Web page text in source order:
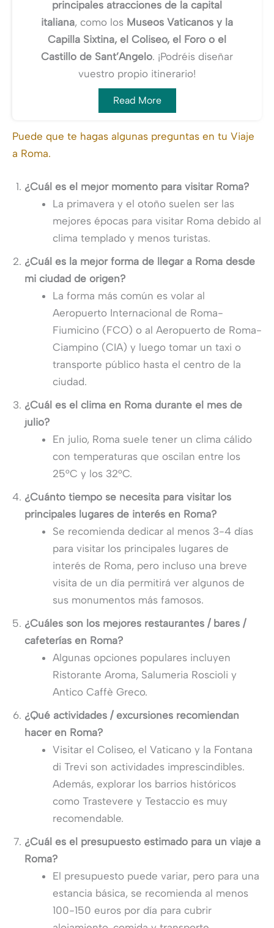
principales atracciones de la capital
italiana, como los Museos Vaticanos y la
Capilla Sixtina, el Coliseo, el Foro o el
Castillo de Sant’Angelo. ¡Podréis diseñar
vuestro propio itinerario!
Read More
Puede que te hagas algunas preguntas en tu Viaje
a Roma.
¿Cuál es el mejor momento para visitar Roma?
La primavera y el otoño suelen ser las
mejores épocas para visitar Roma debido al
clima templado y menos turistas.
¿Cuál es la mejor forma de llegar a Roma desde
mi ciudad de origen?
La forma más común es volar al
Aeropuerto Internacional de Roma-
Fiumicino (FCO) o al Aeropuerto de Roma-
Ciampino (CIA) y luego tomar un taxi o
transporte público hasta el centro de la
ciudad.
¿Cuál es el clima en Roma durante el mes de
julio?
En julio, Roma suele tener un clima cálido
con temperaturas que oscilan entre los
25°C y los 32°C.
¿Cuánto tiempo se necesita para visitar los
principales lugares de interés en Roma?
Se recomienda dedicar al menos 3-4 días
para visitar los principales lugares de
interés de Roma, pero incluso una breve
visita de un día permitirá ver algunos de
sus monumentos más famosos.
¿Cuáles son los mejores restaurantes / bares /
cafeterías en Roma?
Algunas opciones populares incluyen
Ristorante Aroma, Salumeria Roscioli y
Antico Caffè Greco.
¿Qué actividades / excursiones recomiendan
hacer en Roma?
Visitar el Coliseo, el Vaticano y la Fontana
di Trevi son actividades imprescindibles.
Además, explorar los barrios históricos
como Trastevere y Testaccio es muy
recomendable.
¿Cuál es el presupuesto estimado para un viaje a
Roma?
El presupuesto puede variar, pero para una
estancia básica, se recomienda al menos
100-150 euros por día para cubrir